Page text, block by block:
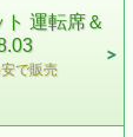
運転席＆
で販売